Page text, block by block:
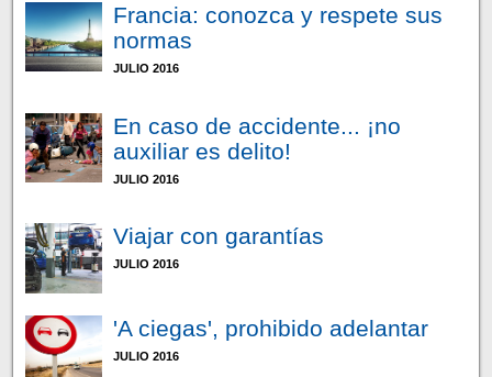
Francia: conozca y respete sus
normas
JULIO 2016
En caso de accidente... ¡no
auxiliar es delito!
JULIO 2016
Viajar con garantías
JULIO 2016
'A ciegas', prohibido adelantar
JULIO 2016